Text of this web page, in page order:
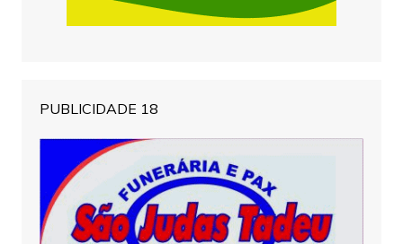
PUBLICIDADE 18